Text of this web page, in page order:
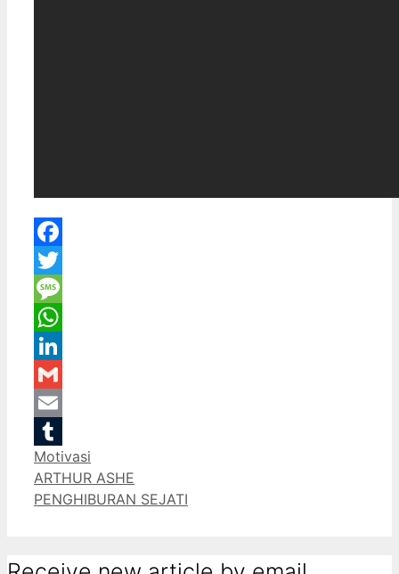
Facebook
Twitter
Message
WhatsApp
LinkedIn
Gmail
Email
Tumblr
Categories
Motivasi
ARTHUR ASHE
PENGHIBURAN SEJATI